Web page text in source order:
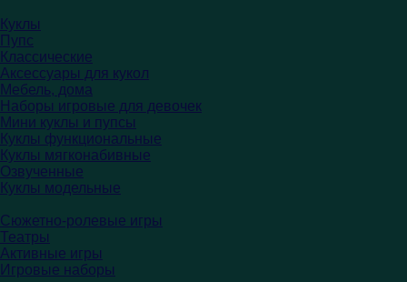
Куклы
Пупс
Классические
Аксессуары для кукол
Мебель, дома
Наборы игровые для девочек
Мини куклы и пупсы
Куклы функциональные
Куклы мягконабивные
Озвученные
Куклы модельные
Сюжетно-ролевые игры
Театры
Активные игры
Игровые наборы